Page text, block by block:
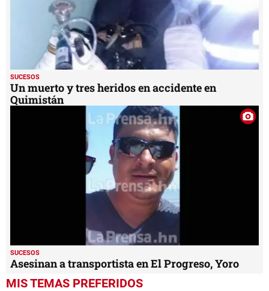
SUCESOS
Un muerto y tres heridos en accidente en
Quimistán
SUCESOS
Asesinan a transportista en El Progreso, Yoro
MIS TEMAS PREFERIDOS